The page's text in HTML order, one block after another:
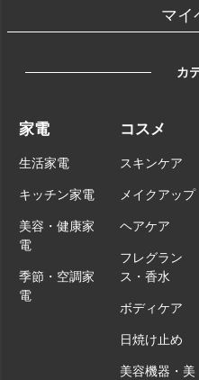
マイ
カ
家電
生活家電
キッチン家電
美容・健康家
電
季節・空調家
電
コスメ
スキンケア
メイクアップ
ヘアケア
フレグラン
ス・香水
ボディケア
日焼け止め
美容機器・美